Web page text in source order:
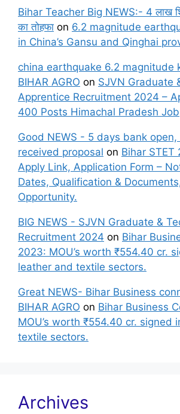
Bihar Teacher Big NEWS:- 4 लाख
का तोहफा on 6.2 magnitude
in China’s Gansu and Qinghai
china earthquake 6.2 magnitude
BIHAR AGRO on SJVN Graduate
Apprentice Recruitment 2024 –
400 Posts Himachal Pradesh Job
Good NEWS - 5 days bank
received proposal on Bihar STET
Apply Link, Application Form –
Dates, Qualification &
Opportunity.
BIG NEWS - SJVN Graduate &
Recruitment 2024 on Bihar
2023: MOU’s worth ₹554.40 cr.
leather and textile sectors.
Great NEWS- Bihar Business
BIHAR AGRO on Bihar Business
MOU’s worth ₹554.40 cr. signed
textile sectors.
Archives